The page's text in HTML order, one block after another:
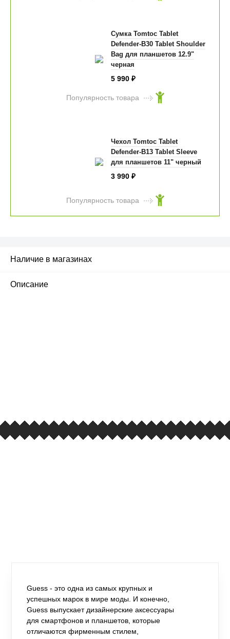
Сумка Tomtoc Tablet
Defender-B30 Tablet Shoulder
Bag для планшетов 12.9"
черная
5 990 ₽
Популярность товара
Чехол Tomtoc Tablet
Defender-B13 Tablet Sleeve
для планшетов 11" черный
3 990 ₽
Популярность товара
Наличие в магазинах
Описание
Guess - это одна из самых крупных и
успешных марок в мире моды. И конечно,
Guess выпускает дизайнерские аксессуары
для смартфонов и планшетов, которые
отличаются фирменным стилем,